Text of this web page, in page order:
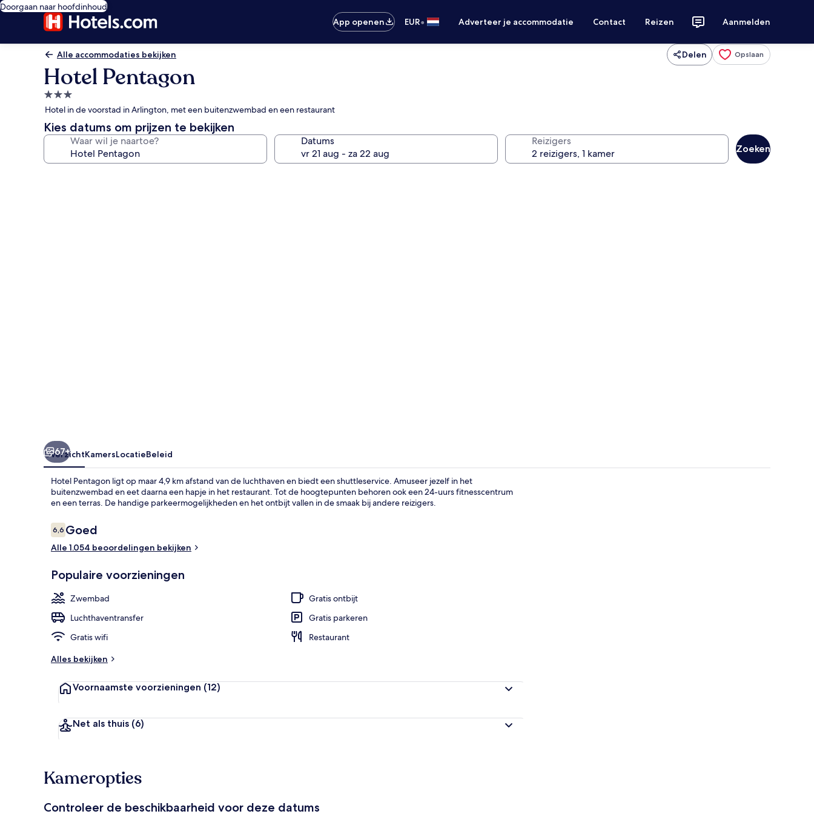
Doorgaan naar hoofdinhoud
App openen
EUR• Adverteer je accommodatie Contact Reizen Aanmelden
Alle accommodaties bekijken Delen Opslaan
Hotel Pentagon
3.0-
sterrenaccommodatie
Hotel in de voorstad in Arlington, met een buitenzwembad en een restaurant
Kies datums om prijzen te bekijken
Waar wil je naartoe? Datums Reizigers
Zoeken
67+
OverzichtKamersLocatieBeleid
Hotel Pentagon ligt op maar 4,9 km afstand van de luchthaven en biedt een shuttleservice. Amuseer jezelf in het
buitenzwembad en eet daarna een hapje in het restaurant. Tot de hoogtepunten behoren ook een 24-uurs fitnesscentrum
en een terras. De handige parkeermogelijkheden en het ontbijt vallen in de smaak bij andere reizigers.
Beoordelingen
6,66,6 op 10 –
Goed
Alle 1.054 beoordelingen bekijken
Populaire voorzieningen
Zwembad
Gratis ontbijt
Luchthaventransfer
Gratis parkeren
Gratis wifi
Restaurant
Alles bekijken
Voornaamste voorzieningen (12)
Net als thuis (6)
Kameropties
Controleer de beschikbaarheid voor deze datums